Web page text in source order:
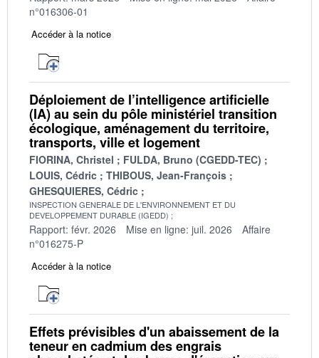
n°016306-01
Accéder à la notice
Déploiement de l’intelligence artificielle
(IA) au sein du pôle ministériel transition
écologique, aménagement du territoire,
transports, ville et logement
FIORINA, Christel
FULDA, Bruno (CGEDD-TEC)
LOUIS, Cédric
THIBOUS, Jean-François
GHESQUIERES, Cédric
INSPECTION GENERALE DE L'ENVIRONNEMENT ET DU
DEVELOPPEMENT DURABLE (IGEDD)
Rapport: févr. 2026 Mise en ligne: juil. 2026
Affaire
n°016275-P
Accéder à la notice
Effets prévisibles d'un abaissement de la
teneur en cadmium des engrais